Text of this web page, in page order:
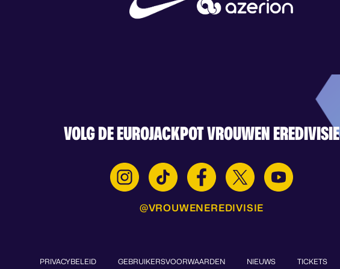
VOLG DE EUROJACKPOT VROUWEN EREDIVISIE
@VROUWENEREDIVISIE
PRIVACYBELEID GEBRUIKERSVOORWAARDEN NIEUWS TICKETS